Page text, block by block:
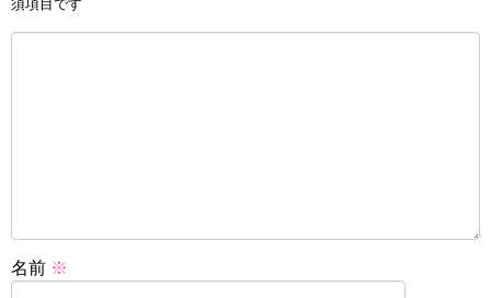
須項目です
名前 ※